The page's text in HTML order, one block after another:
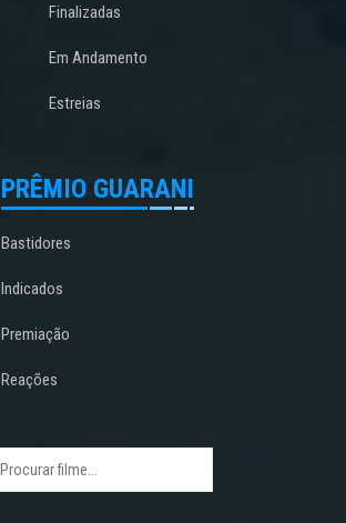
Finalizadas
Em Andamento
Estreias
PRÊMIO GUARANI
Bastidores
Indicados
Premiação
Reações